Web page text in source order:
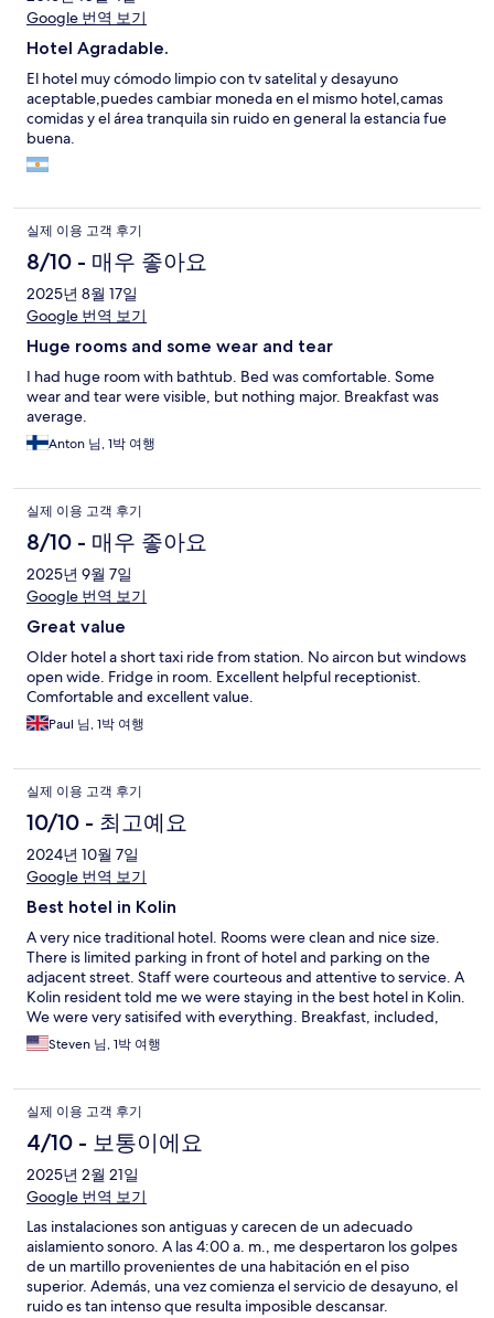
Google 번역 보기
Hotel Agradable.
El hotel muy cómodo limpio con tv satelital y desayuno
aceptable,puedes cambiar moneda en el mismo hotel,camas
comidas y el área tranquila sin ruido en general la estancia fue
buena.
실제 이용 고객 후기
8/10 - 매우 좋아요
2025년 8월 17일
Google 번역 보기
Huge rooms and some wear and tear
I had huge room with bathtub. Bed was comfortable. Some
wear and tear were visible, but nothing major. Breakfast was
average.
Anton 님, 1박 여행
실제 이용 고객 후기
8/10 - 매우 좋아요
2025년 9월 7일
Google 번역 보기
Great value
Older hotel a short taxi ride from station. No aircon but windows
open wide. Fridge in room. Excellent helpful receptionist.
Comfortable and excellent value.
Paul 님, 1박 여행
실제 이용 고객 후기
10/10 - 최고예요
2024년 10월 7일
Google 번역 보기
Best hotel in Kolin
A very nice traditional hotel. Rooms were clean and nice size.
There is limited parking in front of hotel and parking on the
adjacent street. Staff were courteous and attentive to service. A
Kolin resident told me we were staying in the best hotel in Kolin.
We were very satisifed with everything. Breakfast, included,
was well appointed. Internet WIFI in the room worked perfect.
Steven 님, 1박 여행
실제 이용 고객 후기
4/10 - 보통이에요
2025년 2월 21일
Google 번역 보기
Las instalaciones son antiguas y carecen de un adecuado
aislamiento sonoro. A las 4:00 a. m., me despertaron los golpes
de un martillo provenientes de una habitación en el piso
superior. Además, una vez comienza el servicio de desayuno, el
ruido es tan intenso que resulta imposible descansar.